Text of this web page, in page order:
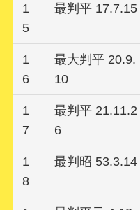
1
5
最判平 17.7.15
1
6
最大判平 20.9.
10
1
7
最判平 21.11.2
6
1
8
最判昭 53.3.14